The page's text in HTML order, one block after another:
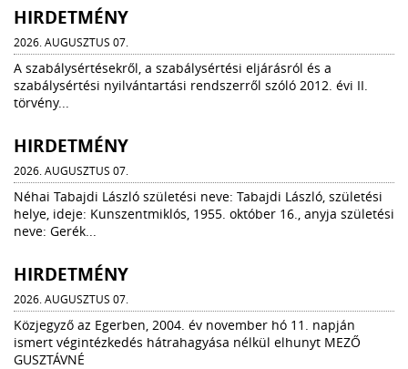
HIRDETMÉNY
2026. AUGUSZTUS 07.
A szabálysértésekről, a szabálysértési eljárásról és a
szabálysértési nyilvántartási rendszerről szóló 2012. évi II.
törvény...
HIRDETMÉNY
2026. AUGUSZTUS 07.
Néhai Tabajdi László születési neve: Tabajdi László, születési
helye, ideje: Kunszentmiklós, 1955. október 16., anyja születési
neve: Gerék...
HIRDETMÉNY
2026. AUGUSZTUS 07.
Közjegyző az Egerben, 2004. év november hó 11. napján
ismert végintézkedés hátrahagyása nélkül elhunyt MEZŐ
GUSZTÁVNÉ